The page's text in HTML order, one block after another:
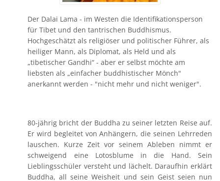
Der Dalai Lama - im Westen die Identifikationsperson
für Tibet und den tantrischen Buddhismus.
Hochgeschätzt als religiöser und politischer Führer, als
heiliger Mann, als Diplomat, als Held und als
„tibetischer Gandhi“ - aber er selbst möchte am
liebsten als „einfacher buddhistischer Mönch"
anerkannt werden - "nicht mehr und nicht weniger".
80-jährig bricht der Buddha zu seiner letzten Reise auf.
Er wird begleitet von Anhängern, die seinen Lehrreden
lauschen. Kurze Zeit vor seinem Ableben nimmt er
schweigend eine Lotosblume in die Hand. Sein
Lieblingsschüler versteht und lächelt. Daraufhin erklärt
Buddha, all seine Weisheit und sein Geist seien nun